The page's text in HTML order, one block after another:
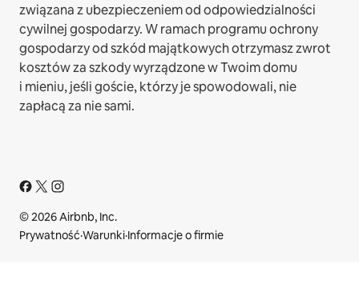
związana z ubezpieczeniem od odpowiedzialności
cywilnej gospodarzy. W ramach programu ochrony
gospodarzy od szkód majątkowych otrzymasz zwrot
kosztów za szkody wyrządzone w Twoim domu
i mieniu, jeśli goście, którzy je spowodowali, nie
zapłacą za nie sami.
© 2026 Airbnb, Inc.
Prywatność·Warunki·Informacje o firmie